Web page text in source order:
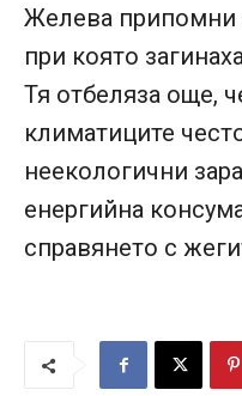
Желева припомни
при която
Тя отбеляза още,
климатиците
неекологични
енергийна
справянето с